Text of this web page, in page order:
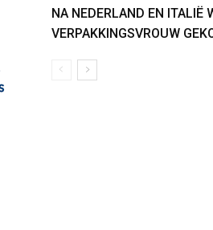
NA NEDERLAND EN ITALIË
VERPAKKINGSVROUW